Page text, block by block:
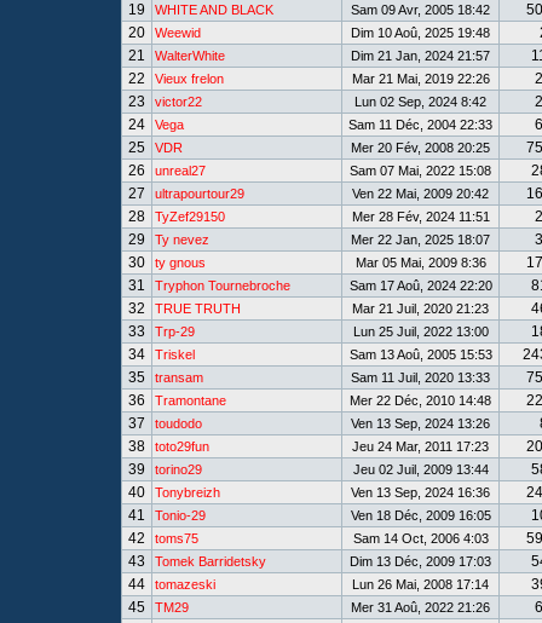
19
WHITE AND BLACK Sam 09 Avr, 2005 18:42
20
Weewid Dim 10 Aoû, 2025 19:48
21
WalterWhite Dim 21 Jan, 2024 21:57
22
Vieux frelon Mar 21 Mai, 2019 22:26
23
victor22 Lun 02 Sep, 2024 8:42
24
Vega Sam 11 Déc, 2004 22:33
25
VDR Mer 20 Fév, 2008 20:25
26
unreal27 Sam 07 Mai, 2022 15:08
27
ultrapourtour29 Ven 22 Mai, 2009 20:42
28
TyZef29150 Mer 28 Fév, 2024 11:51
29
Ty nevez Mer 22 Jan, 2025 18:07
30
ty gnous Mar 05 Mai, 2009 8:36
31
Tryphon Tournebroche Sam 17 Aoû, 2024 22:20
32
TRUE TRUTH Mar 21 Juil, 2020 21:23
33
Trp-29 Lun 25 Juil, 2022 13:00
34
Triskel Sam 13 Aoû, 2005 15:53
35
transam Sam 11 Juil, 2020 13:33
36
Tramontane Mer 22 Déc, 2010 14:48
37
toudodo Ven 13 Sep, 2024 13:26
38
toto29fun Jeu 24 Mar, 2011 17:23
39
torino29 Jeu 02 Juil, 2009 13:44
40
Tonybreizh Ven 13 Sep, 2024 16:36
41
Tonio-29 Ven 18 Déc, 2009 16:05
42
toms75 Sam 14 Oct, 2006 4:03
43
Tomek Barridetsky Dim 13 Déc, 2009 17:03
44
tomazeski Lun 26 Mai, 2008 17:14
45
TM29 Mer 31 Aoû, 2022 21:26